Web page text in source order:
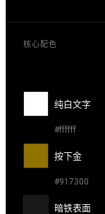
核心配色
纯白文字
#ffffff
按下金
#917300
暗铁表面